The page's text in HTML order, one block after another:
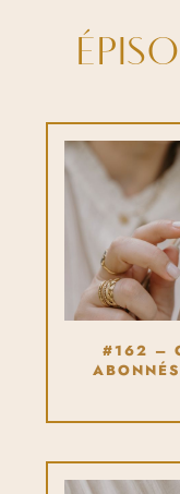
#162 –